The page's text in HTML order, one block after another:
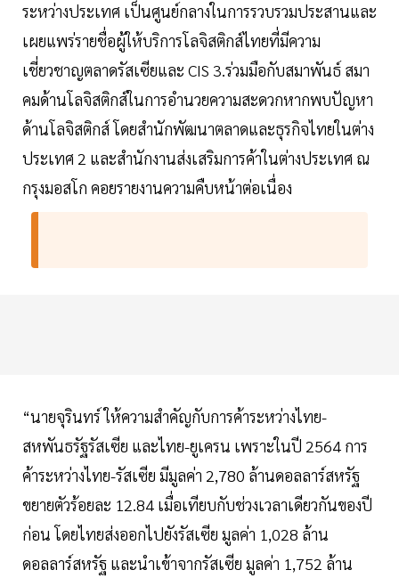
ระหว่างประเทศ เป็นศูนย์กลางในการรวบรวมประสานและ
เผยแพร่รายชื่อผู้ให้บริการโลจิสติกส์ไทยที่มีความ
เชี่ยวชาญตลาดรัสเซียและ CIS 3.ร่วมมือกับสมาพันธ์ สมา
คมด้านโลจิสติกส์ในการอำนวยความสะดวกหากพบปัญหา
ด้านโลจิสติกส์ โดยสำนักพัฒนาตลาดและธุรกิจไทยในต่าง
ประเทศ 2 และสำนักงานส่งเสริมการค้าในต่างประเทศ ณ
กรุงมอสโก คอยรายงานความคืบหน้าต่อเนื่อง
“นายจุรินทร์ ให้ความสำคัญกับการค้าระหว่างไทย-
สหพันธรัฐรัสเซีย และไทย-ยูเครน เพราะในปี 2564 การ
ค้าระหว่างไทย-รัสเซีย มีมูลค่า 2,780 ล้านดอลลาร์สหรัฐ
ขยายตัวร้อยละ 12.84 เมื่อเทียบกับช่วงเวลาเดียวกันของปี
ก่อน โดยไทยส่งออกไปยังรัสเซีย มูลค่า 1,028 ล้าน
ดอลลาร์สหรัฐ และนำเข้าจากรัสเซีย มูลค่า 1,752 ล้าน